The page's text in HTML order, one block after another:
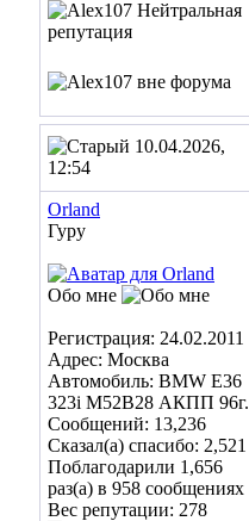
10.04.2026,
12:54
Orland
Гуру
Обо мне
Регистрация: 24.02.2011
Адрес: Москва
Автомобиль: BMW E36
323i M52B28 АКПП 96г.
Сообщений: 13,236
Сказал(а) спасибо: 2,521
Поблагодарили 1,656
раз(а) в 958 сообщениях
Вес репутации: 278